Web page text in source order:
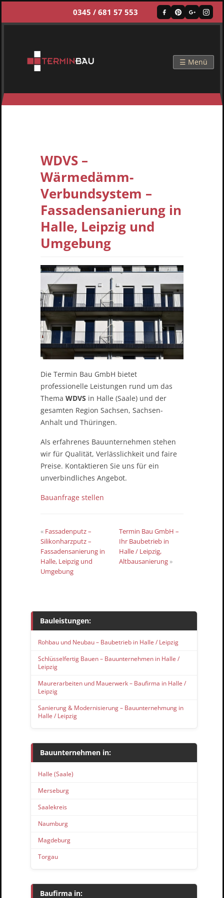
0345 / 681 57 553
☰ Menü
WDVS –
Wärmedämm-
Verbundsystem –
Fassadensanierung in
Halle, Leipzig und
Umgebung
Die Termin Bau GmbH bietet
professionelle Leistungen rund um das
Thema WDVS in Halle (Saale) und der
gesamten Region Sachsen, Sachsen-
Anhalt und Thüringen.
Als erfahrenes Bauunternehmen stehen
wir für Qualität, Verlässlichkeit und faire
Preise. Kontaktieren Sie uns für ein
unverbindliches Angebot.
Bauanfrage stellen
« Fassadenputz –
Silikonharzputz –
Fassadensanierung in
Halle, Leipzig und
Umgebung
Termin Bau GmbH –
Ihr Baubetrieb in
Halle / Leipzig,
Altbausanierung »
Bauleistungen:
Rohbau und Neubau – Baubetrieb in Halle / Leipzig
Schlüsselfertig Bauen – Bauunternehmen in Halle /
Leipzig
Maurerarbeiten und Mauerwerk – Baufirma in Halle /
Leipzig
Sanierung & Modernisierung – Bauunternehmung in
Halle / Leipzig
Bauunternehmen in:
Halle (Saale)
Merseburg
Saalekreis
Naumburg
Magdeburg
Torgau
Baufirma in: